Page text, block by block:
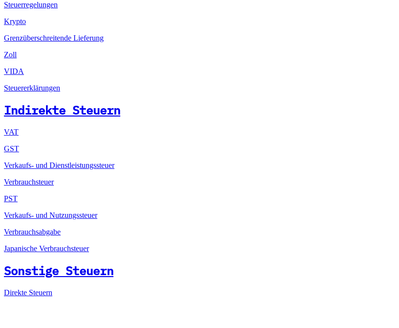
Steuerregelungen
Krypto
Grenzüberschreitende Lieferung
Zoll
VIDA
Steuererklärungen
Indirekte Steuern
VAT
GST
Verkaufs- und Dienstleistungssteuer
Verbrauchsteuer
PST
Verkaufs- und Nutzungssteuer
Verbrauchsabgabe
Japanische Verbrauchsteuer
Sonstige Steuern
Direkte Steuern